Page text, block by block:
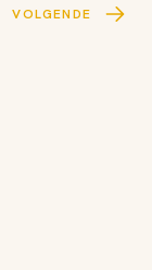
VOLGENDE